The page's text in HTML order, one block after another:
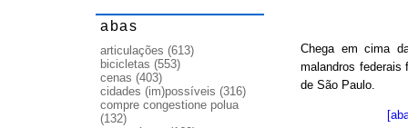
Chega em cima
malandros federais
de São Paulo.
abas
articulações (613)
bicicletas (553)
cenas (403)
cidades (im)possíveis (316)
compre congestione polua
(132)